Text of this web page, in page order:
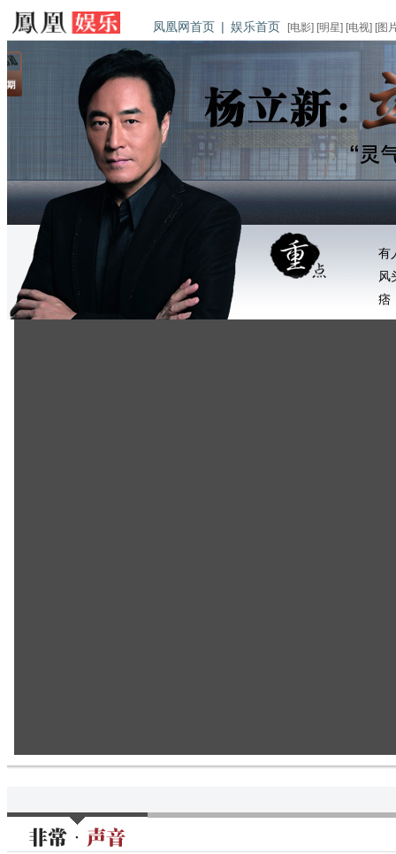
凤凰网首页 | 娱乐首页 [电影] [明星] [电视] [图
有
风
痞